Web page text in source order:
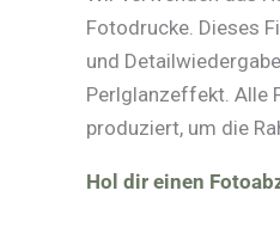
Fotodrucke. Dieses
und
Perlglanzeffekt. Alle
produziert, um die
Hol dir einen